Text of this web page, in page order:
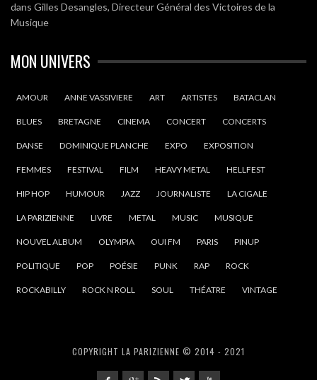
dans Gilles Desangles, Directeur Général des Victoires de la
Musique
MON UNIVERS
AMOUR ANNE VASSIVIERE ART ARTISTES BATACLAN
BLUES BRETAGNE CINEMA CONCERT CONCERTS
DANSE DOMINIQUE PLANCHE EXPO EXPOSITION
FEMMES FESTIVAL FILM HEAVY METAL HELLFEST
HIP HOP HUMOUR JAZZ JOURNALISTE LA CIGALE
LA PARIZIENNE LIVRE METAL MUSIC MUSIQUE
NOUVEL ALBUM OLYMPIA OUI FM PARIS PINUP
POLITIQUE POP POÉSIE PUNK RAP ROCK
ROCKABILLY ROCK N ROLL SOUL THÉATRE VINTAGE
COPYRIGHT LA PARIZIENNE © 2014 - 2021